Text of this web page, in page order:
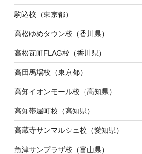
駒込校（東京都）
高松ゆめタウン校（香川県）
高松瓦町FLAG校（香川県）
高田馬場校（東京都）
高知イオンモール校（高知県）
高知帯屋町校（高知県）
高蔵寺サンマルシェ校（愛知県）
魚津サンプラザ校（富山県）